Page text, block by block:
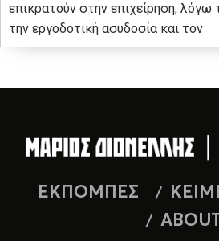
επικρατούν στην επιχείρηση,
την εργοδοτική ασυδοσία και τον
ΕΚΠΟΜΠΕΣ